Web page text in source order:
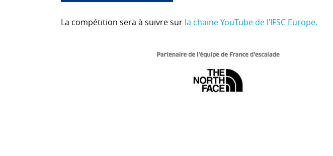
La compétition sera à suivre sur la chaine YouTube de l’IFSC Europe.